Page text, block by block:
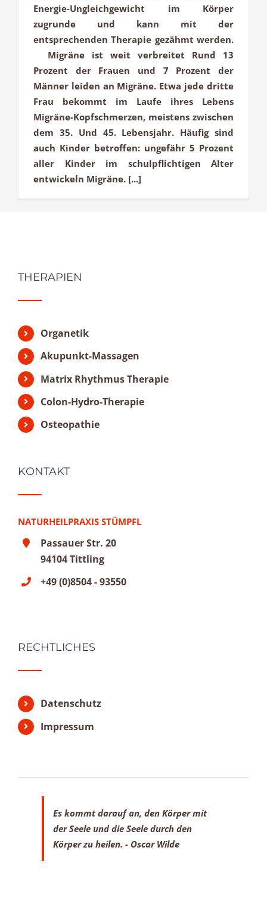
Energie-Ungleichgewicht im Körper
zugrunde und kann mit der
entsprechenden Therapie gezähmt werden.
Migräne ist weit verbreitet Rund 13
Prozent der Frauen und 7 Prozent der
Männer leiden an Migräne. Etwa jede dritte
Frau bekommt im Laufe ihres Lebens
Migräne-Kopfschmerzen, meistens zwischen
dem 35. Und 45. Lebensjahr. Häufig sind
auch Kinder betroffen: ungefähr 5 Prozent
aller Kinder im schulpflichtigen Alter
entwickeln Migräne. [...]
THERAPIEN
Organetik
Akupunkt-Massagen
Matrix Rhythmus Therapie
Colon-Hydro-Therapie
Osteopathie
KONTAKT
NATURHEILPRAXIS STÜMPFL
Passauer Str. 20
94104 Tittling
+49 (0)8504 - 93550
RECHTLICHES
Datenschutz
Impressum
Es kommt darauf an, den Körper mit
der Seele und die Seele durch den
Körper zu heilen. - Oscar Wilde